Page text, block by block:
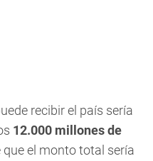
recibir el país sería
12.000 millones de
que el monto total sería